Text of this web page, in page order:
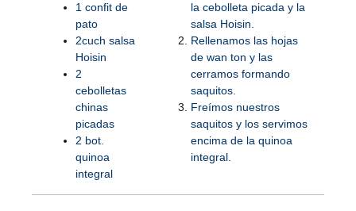
1 confit de
pato
2cuch salsa
Hoisin
2
cebolletas
chinas
picadas
2 bot.
quinoa
integral
la cebolleta picada y la
salsa Hoisin.
Rellenamos las hojas
de wan ton y las
cerramos formando
saquitos.
Freímos nuestros
saquitos y los servimos
encima de la quinoa
integral.